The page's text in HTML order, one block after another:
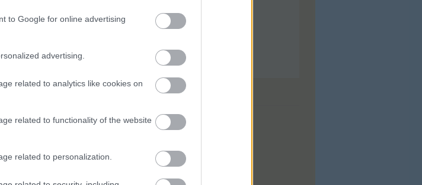
to Google for online advertising
advertising.
related to analytics like cookies on
related to functionality of the website
related to personalization.
fiút
és
hogy izgalmas
2013 október
31
...
Feedek
RSS 2.0
bejegyzések,kommentek
bejegyzések,kommentek